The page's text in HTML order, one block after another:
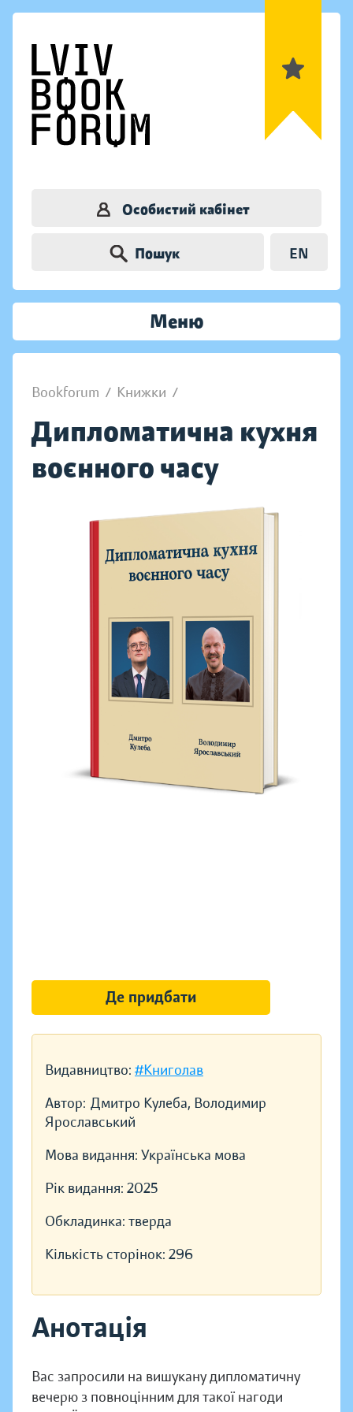
Особистий кабінет
Пошук EN
Меню
Bookforum / Книжки /
Дипломатична кухня
воєнного часу
Видавництво: #Книголав
Автор: Дмитро Кулеба, Володимир
Ярославський
Мова видання: Українська мова
Рік видання: 2025
Обкладинка: тверда
Кількість сторінок: 296
Анотація
Вас запросили на вишукану дипломатичну
вечерю з повноцінним для такої нагоди
Де придбати